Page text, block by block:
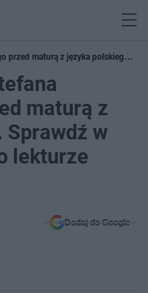
przed maturą z języka polskiego.
maturą z
w
lekturze
Dodaj do Google